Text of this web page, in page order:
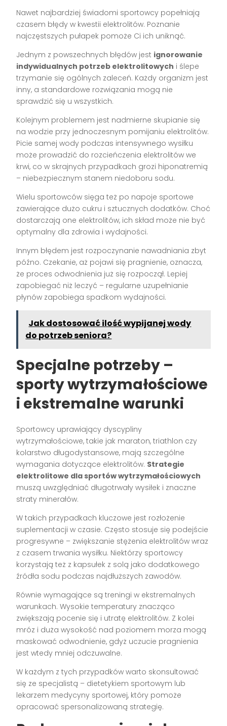
Nawet najbardziej świadomi sportowcy popełniają
czasem błędy w kwestii elektrolitów. Poznanie
najczęstszych pułapek pomoże Ci ich uniknąć.
Jednym z powszechnych błędów jest ignorowanie
indywidualnych potrzeb elektrolitowych i ślepe
trzymanie się ogólnych zaleceń. Każdy organizm jest
inny, a standardowe rozwiązania mogą nie
sprawdzić się u wszystkich.
Kolejnym problemem jest nadmierne skupianie się
na wodzie przy jednoczesnym pomijaniu elektrolitów.
Picie samej wody podczas intensywnego wysiłku
może prowadzić do rozcieńczenia elektrolitów we
krwi, co w skrajnych przypadkach grozi hiponatremią
– niebezpiecznym stanem niedoboru sodu.
Wielu sportowców sięga też po napoje sportowe
zawierające dużo cukru i sztucznych dodatków. Choć
dostarczają one elektrolitów, ich skład może nie być
optymalny dla zdrowia i wydajności.
Innym błędem jest rozpoczynanie nawadniania zbyt
późno. Czekanie, aż pojawi się pragnienie, oznacza,
że proces odwodnienia już się rozpoczął. Lepiej
zapobiegać niż leczyć – regularne uzupełnianie
płynów zapobiega spadkom wydajności.
Jak dostosować ilość wypijanej wody
do potrzeb seniora?
Specjalne potrzeby –
sporty wytrzymałościowe
i ekstremalne warunki
Sportowcy uprawiający dyscypliny
wytrzymałościowe, takie jak maraton, triathlon czy
kolarstwo długodystansowe, mają szczególne
wymagania dotyczące elektrolitów. Strategie
elektrolitowe dla sportów wytrzymałościowych
muszą uwzględniać długotrwały wysiłek i znaczne
straty minerałów.
W takich przypadkach kluczowe jest rozłożenie
suplementacji w czasie. Często stosuje się podejście
progresywne – zwiększanie stężenia elektrolitów wraz
z czasem trwania wysiłku. Niektórzy sportowcy
korzystają też z kapsułek z solą jako dodatkowego
źródła sodu podczas najdłuższych zawodów.
Równie wymagające są treningi w ekstremalnych
warunkach. Wysokie temperatury znacząco
zwiększają pocenie się i utratę elektrolitów. Z kolei
mróz i duża wysokość nad poziomem morza mogą
maskować odwodnienie, gdyż uczucie pragnienia
jest wtedy mniej odczuwalne.
W każdym z tych przypadków warto skonsultować
się ze specjalistą – dietetykiem sportowym lub
lekarzem medycyny sportowej, który pomoże
opracować spersonalizowaną strategię.